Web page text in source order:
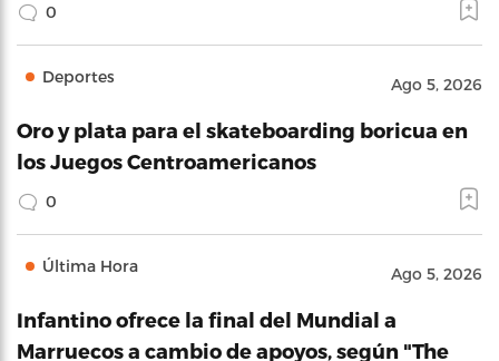
0
Deportes Ago 5, 2026
Oro y plata para el skateboarding boricua en
los Juegos Centroamericanos
0
Última Hora Ago 5, 2026
Infantino ofrece la final del Mundial a
Marruecos a cambio de apoyos, según "The